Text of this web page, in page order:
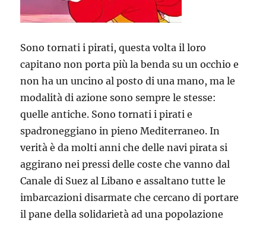
Sono tornati i pirati, questa volta il loro
capitano non porta più la benda su un occhio e
non ha un uncino al posto di una mano, ma le
modalità di azione sono sempre le stesse:
quelle antiche. Sono tornati i pirati e
spadroneggiano in pieno Mediterraneo. In
verità è da molti anni che delle navi pirata si
aggirano nei pressi delle coste che vanno dal
Canale di Suez al Libano e assaltano tutte le
imbarcazioni disarmate che cercano di portare
il pane della solidarietà ad una popolazione